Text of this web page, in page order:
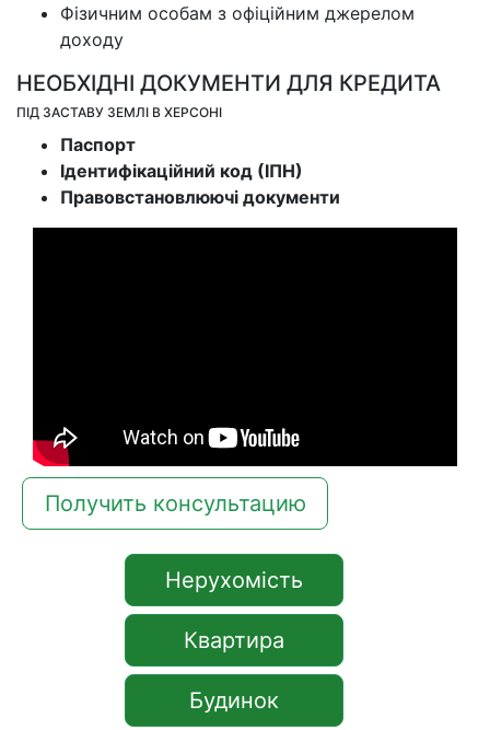
Фізичним особам з офіційним джерелом
доходу
НЕОБХІДНІ ДОКУМЕНТИ ДЛЯ КРЕДИТА
ПІД ЗАСТАВУ ЗЕМЛІ В ХЕРСОНІ
Паспорт
Ідентифікаційний код (ІПН)
Правовстановлюючі документи
Получить консультацию
Нерухомість
Квартира
Будинок